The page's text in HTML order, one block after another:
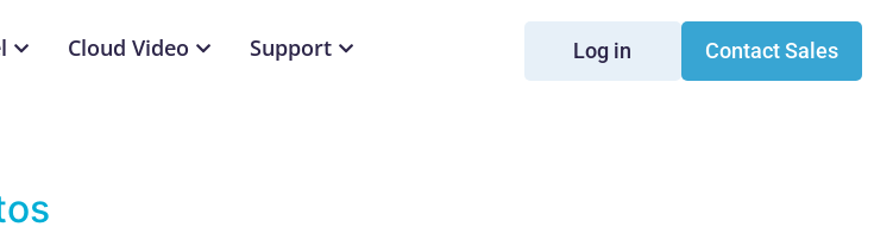
Cloud Video Support Log in Contact Sales